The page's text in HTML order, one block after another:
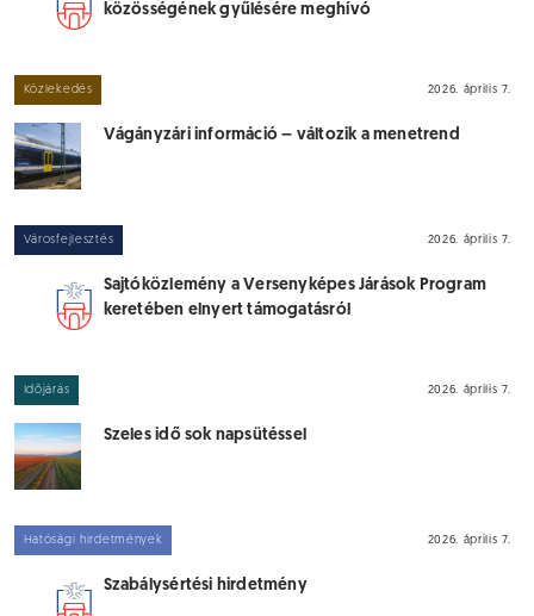
közösségének gyűlésére meghívó
Közlekedés 2026. április 7.
Vágányzári információ – változik a menetrend
Városfejlesztés 2026. április 7.
Sajtóközlemény a Versenyképes Járások Program
keretében elnyert támogatásról
Időjárás 2026. április 7.
Szeles idő sok napsütéssel
Hatósági hirdetmények 2026. április 7.
Szabálysértési hirdetmény